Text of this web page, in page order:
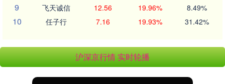
9 飞天诚信 12.56 19.96% 8.49%
10 任子行 7.16 19.93% 31.42%
沪深京行情 实时轮播